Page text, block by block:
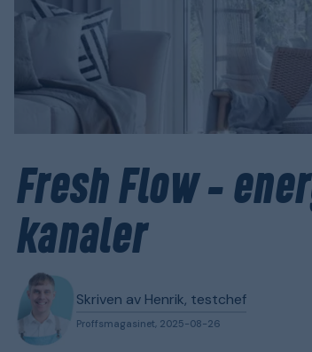
Fresh Flow –
kanaler
Skriven av Henrik, testchef
Proffsmagasinet, 2025-08-26